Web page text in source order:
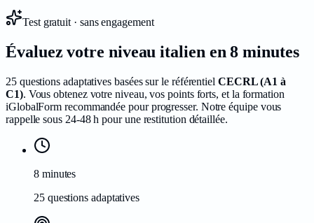
Test gratuit · sans engagement
Évaluez votre niveau italien en 8 minutes
25 questions adaptatives basées sur le référentiel CECRL (A1 à
C1). Vous obtenez votre niveau, vos points forts, et la formation
iGlobalForm recommandée pour progresser. Notre équipe vous
rappelle sous 24-48 h pour une restitution détaillée.
8 minutes
25 questions adaptatives